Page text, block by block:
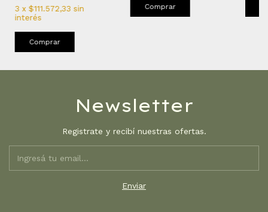
3 x $111.572,33 sin
interés
Comprar
Comprar
Newsletter
Registrate y recibí nuestras ofertas.